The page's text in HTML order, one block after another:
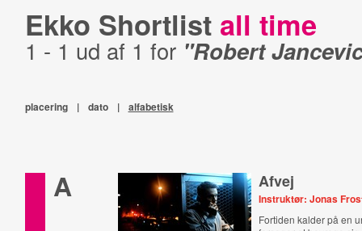
Ekko Shortlist all time
1 - 1 ud af 1 for "Robert
placering | dato | alfabetisk
A Afvej
Instruktør: Jonas
Fortiden kalder på en